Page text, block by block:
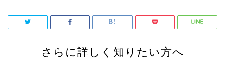
さらに詳しく知りたい方へ